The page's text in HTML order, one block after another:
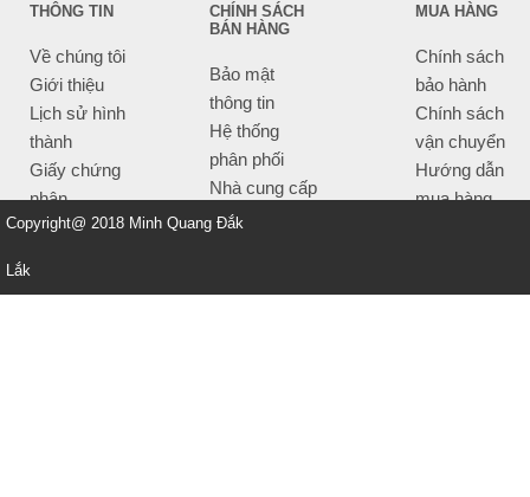
THÔNG TIN
Về chúng tôi
Giới thiệu
Lịch sử hình
thành
Giấy chứng
nhận
CHÍNH SÁCH
BÁN HÀNG
Bảo mật
thông tin
Hệ thống
phân phối
Nhà cung cấp
Tiêu chí bán
MUA HÀNG
Chính sách
bảo hành
Chính sách
vận chuyển
Hướng dẫn
mua hàng
Copyright@ 2018 Minh Quang Đắk
Lắk